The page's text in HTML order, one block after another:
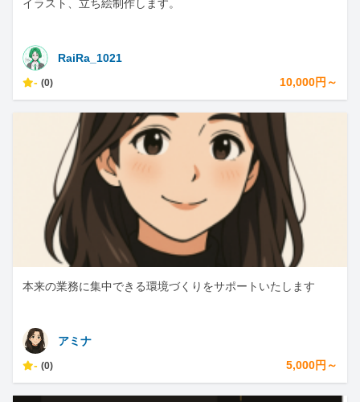
イラスト、立ち絵制作します。
RaiRa_1021
- (0) 10,000円～
本来の業務に集中できる環境づくりをサポートいたします
アミナ
- (0) 5,000円～